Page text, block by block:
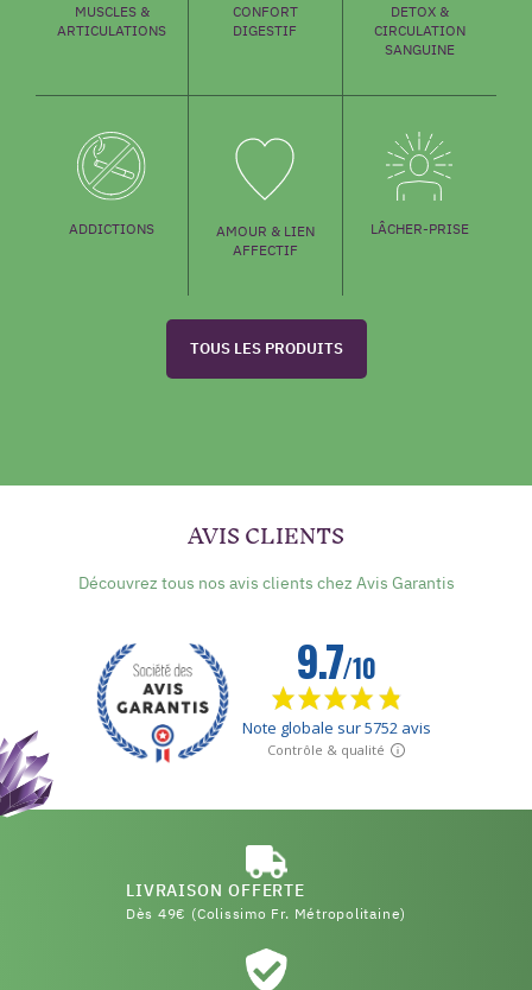
MUSCLES &
ARTICULATIONS
CONFORT
DIGESTIF
DETOX &
CIRCULATION
SANGUINE
ADDICTIONS
AMOUR & LIEN
AFFECTIF
LÂCHER-PRISE
TOUS LES PRODUITS
AVIS CLIENTS
Découvrez tous nos avis clients chez Avis Garantis
LIVRAISON OFFERTE
Dès 49€ (Colissimo Fr. Métropolitaine)